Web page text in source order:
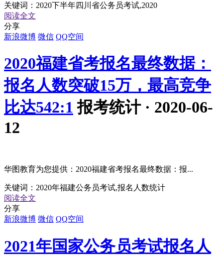
关键词： 2020下半年四川省公务员考试,2020
阅读全文
分享
新浪微博 微信 QQ空间
2020福建省考报名最终数据：
报名人数突破15万，最高竞争
比达542:1 报考统计 · 2020-06-
12
华图教育为您提供：2020福建省考报名最终数据：报...
关键词： 2020年福建公务员考试,报名人数统计
阅读全文
分享
新浪微博 微信 QQ空间
2021年国家公务员考试报名人